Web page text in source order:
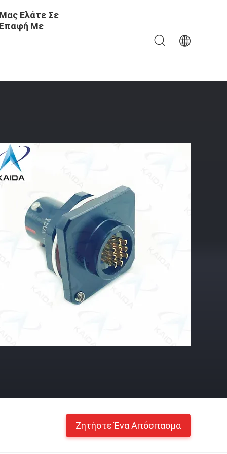
Ελάτε Σε
Με
Ζητήστε Ένα Απόσπασμα